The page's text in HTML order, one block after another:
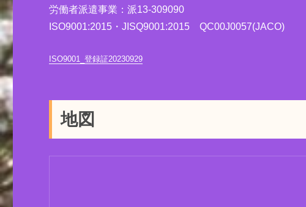
労働者派遣事業：派13-309090
ISO9001:2015・JISQ9001:2015 QC00J0057(JACO)
ISO9001_登録証20230929
地図